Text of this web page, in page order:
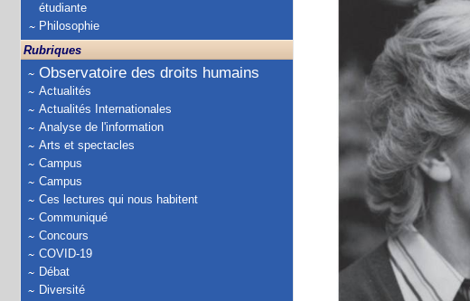
étudiante
Philosophie
Rubriques
Observatoire des droits humains
Actualités
Actualités Internationales
Analyse de l'information
Arts et spectacles
Campus
Campus
Ces lectures qui nous habitent
Communiqué
Concours
COVID-19
Débat
Diversité